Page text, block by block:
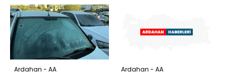
Ardahan - AA Ardahan - AA